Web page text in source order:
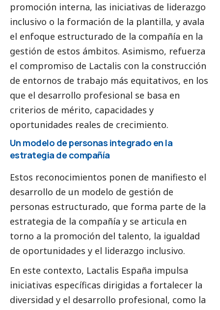
promoción interna, las iniciativas de liderazgo
inclusivo o la formación de la plantilla, y avala
el enfoque estructurado de la compañía en la
gestión de estos ámbitos. Asimismo, refuerza
el compromiso de Lactalis con la construcción
de entornos de trabajo más equitativos, en los
que el desarrollo profesional se basa en
criterios de mérito, capacidades y
oportunidades reales de crecimiento.
Un modelo de personas integrado en la
estrategia de compañía
Estos reconocimientos ponen de manifiesto el
desarrollo de un modelo de gestión de
personas estructurado, que forma parte de la
estrategia de la compañía y se articula en
torno a la promoción del talento, la igualdad
de oportunidades y el liderazgo inclusivo.
En este contexto, Lactalis España impulsa
iniciativas específicas dirigidas a fortalecer la
diversidad y el desarrollo profesional, como la